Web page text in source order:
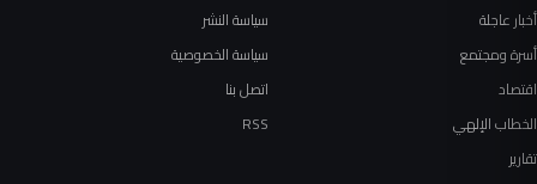
أخبار عاجلة
أسرة ومجتمع
اقتصاد
الخطاب الإلهي
تقارير
سياسة النشر
سياسة الخصوصية
اتصل بنا
RSS